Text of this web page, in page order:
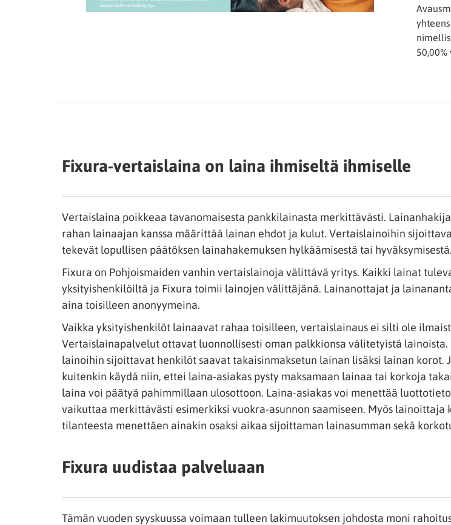
Fixura-vertaislaina on laina ihmiseltä ihmiselle
Vertaislaina poikkeaa tavanomaisesta pankkilainasta merkittävästi. Lainanhakija
rahan lainaajan kanssa määrittää lainan ehdot ja kulut. Vertaislainoihin
tekevät lopullisen päätöksen lainahakemuksen hylkäämisestä tai hyväksymisestä.
Fixura on Pohjoismaiden vanhin vertaislainoja välittävä yritys. Kaikki lainat
yksityishenkilöiltä ja Fixura toimii lainojen välittäjänä. Lainanottajat ja
aina toisilleen anonyymeina.
Vaikka yksityishenkilöt lainaavat rahaa toisilleen, vertaislainaus ei silti ole
Vertaislainapalvelut ottavat luonnollisesti oman palkkionsa välitetyistä lainoista.
lainoihin sijoittavat henkilöt saavat takaisinmaksetun lainan lisäksi lainan korot.
kuitenkin käydä niin, ettei laina-asiakas pysty maksamaan lainaa tai korkoja
laina voi päätyä pahimmillaan ulosottoon. Laina-asiakas voi menettää
vaikuttaa merkittävästi esimerkiksi vuokra-asunnon saamiseen. Myös lainoittaja
tilanteesta menettäen ainakin osaksi aikaa sijoittaman lainasumman sekä
Fixura uudistaa palveluaan
Tämän vuoden syyskuussa voimaan tulleen lakimuutoksen johdosta moni